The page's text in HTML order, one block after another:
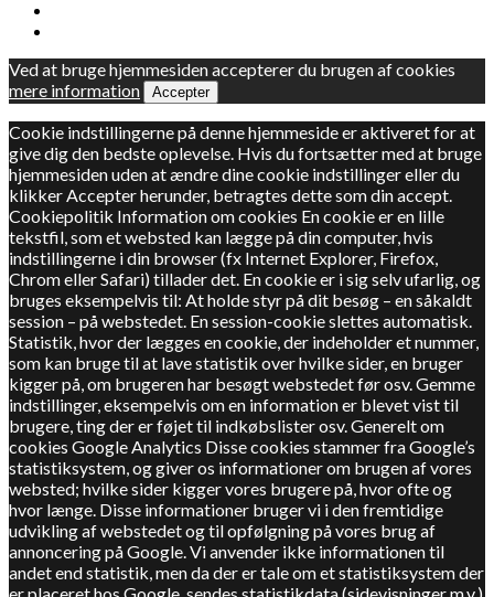
Ved at bruge hjemmesiden accepterer du brugen af cookies
mere information
Accepter
Cookie indstillingerne på denne hjemmeside er aktiveret for at
give dig den bedste oplevelse. Hvis du fortsætter med at bruge
hjemmesiden uden at ændre dine cookie indstillinger eller du
klikker Accepter herunder, betragtes dette som din accept.
Cookiepolitik Information om cookies En cookie er en lille
tekstfil, som et websted kan lægge på din computer, hvis
indstillingerne i din browser (fx Internet Explorer, Firefox,
Chrom eller Safari) tillader det. En cookie er i sig selv ufarlig, og
bruges eksempelvis til: At holde styr på dit besøg – en såkaldt
session – på webstedet. En session-cookie slettes automatisk.
Statistik, hvor der lægges en cookie, der indeholder et nummer,
som kan bruge til at lave statistik over hvilke sider, en bruger
kigger på, om brugeren har besøgt webstedet før osv. Gemme
indstillinger, eksempelvis om en information er blevet vist til
brugere, ting der er føjet til indkøbslister osv. Generelt om
cookies Google Analytics Disse cookies stammer fra Google’s
statistiksystem, og giver os informationer om brugen af vores
websted; hvilke sider kigger vores brugere på, hvor ofte og
hvor længe. Disse informationer bruger vi i den fremtidige
udvikling af webstedet og til opfølgning på vores brug af
annoncering på Google. Vi anvender ikke informationen til
andet end statistik, men da der er tale om et statistiksystem der